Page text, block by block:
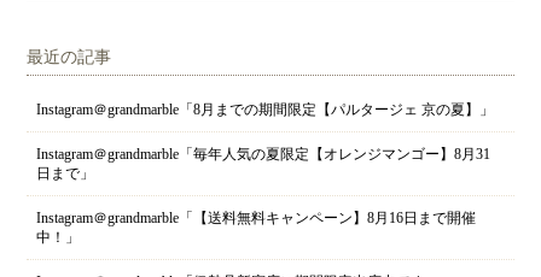
最近の記事
Instagram＠grandmarble「8月までの期間限定【パルタージェ 京の夏】」
Instagram＠grandmarble「毎年人気の夏限定【オレンジマンゴー】8月31
日まで」
Instagram＠grandmarble「【送料無料キャンペーン】8月16日まで開催
中！」